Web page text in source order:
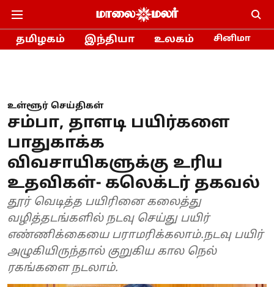
தமிழகம் இந்தியா உலகம் சினிமா
உள்ளூர் செய்திகள்
சம்பா, தாளடி பயிர்களை
பாதுகாக்க
விவசாயிகளுக்கு உரிய
உதவிகள்- கலெக்டர் தகவல்
தூர் வெடித்த பயிரினை கலைத்து
வழித்தடங்களில் நடவு செய்து பயிர்
எண்ணிக்கையை பராமரிக்கலாம்.நடவு பயிர்
அழுகியிருந்தால் குறுகிய கால நெல்
ரகங்களை நடலாம்.